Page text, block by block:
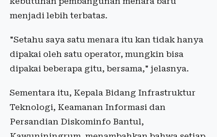
menjadi lebih terbatas.
"Setahu saya satu menara itu kan tidak hanya
dipakai oleh satu operator, mungkin bisa
dipakai beberapa gitu, bersama," jelasnya.
Sementara itu, Kepala Bidang Infrastruktur
Teknologi, Keamanan Informasi dan
Persandian Diskominfo Bantul,